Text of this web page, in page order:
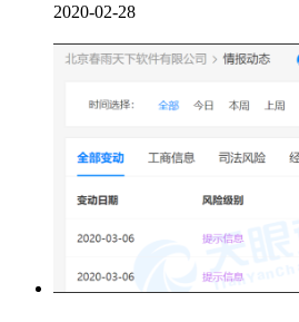
2020-02-28